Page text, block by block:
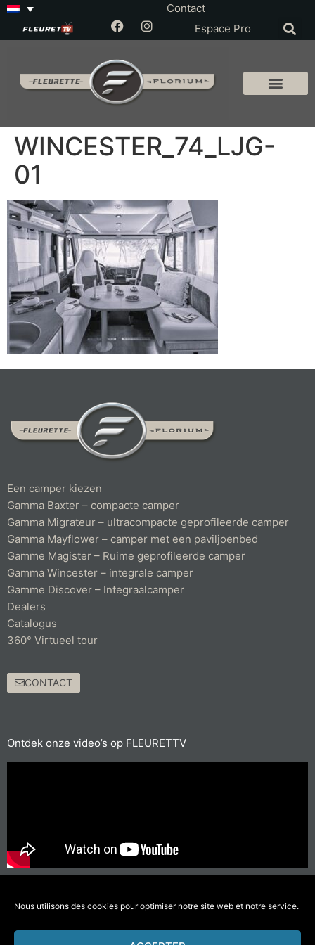
Nous utilisons des cookies pour optimiser notre site web et notre service.
Contact
Espace Pro
WINCESTER_74_LJG-
01
Een camper kiezen
Gamma Baxter – compacte camper
Gamma Migrateur – ultracompacte geprofileerde camper
Gamma Mayflower – camper met een paviljoenbed
Gamme Magister – Ruime geprofileerde camper
Gamma Wincester – integrale camper
Gamme Discover – Integraalcamper
Dealers
Catalogus
360° Virtueel tour
CONTACT
Ontdek onze video’s op FLEURETTV
#doeminderverplaatsingendenkaanhetmilieu